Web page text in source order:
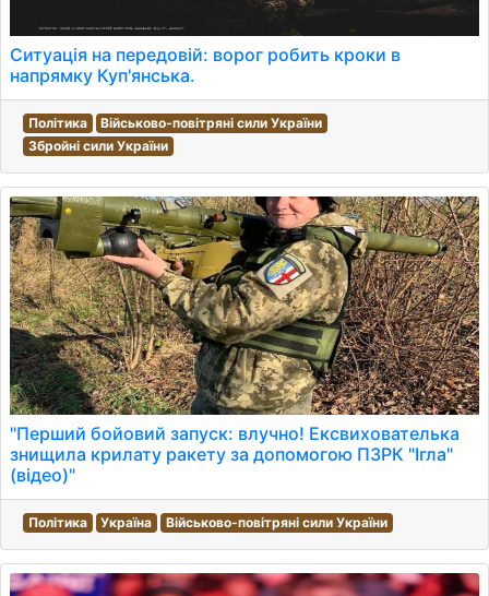
Ситуація на передовій: ворог робить кроки в
напрямку Куп'янська.
Політика
Військово-повітряні сили України
Збройні сили України
"Перший бойовий запуск: влучно! Ексвихователька
знищила крилату ракету за допомогою ПЗРК "Ігла"
(відео)"
Політика Україна Військово-повітряні сили України